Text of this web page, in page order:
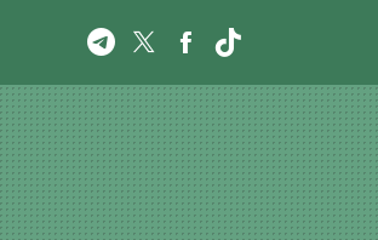
TelegramTwitterFacebook